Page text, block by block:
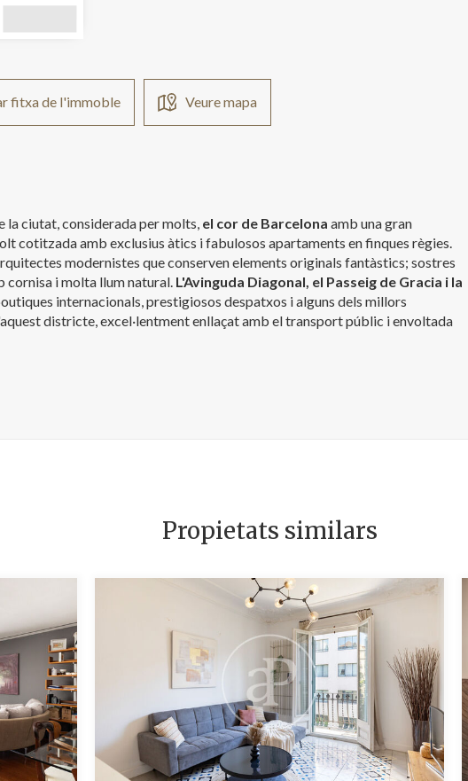
fitxa de l'immoble Veure mapa
la ciutat, considerada per molts, el cor de Barcelona amb una gran
cotitzada amb exclusius àtics i fabulosos apartaments en finques règies.
modernistes que conserven elements originals fantàstics; sostres
cornisa i molta llum natural. L'Avinguda Diagonal, el Passeig de Gracia i la
internacionals, prestigiosos despatxos i alguns dels millors
districte, excel·lentment enllaçat amb el transport públic i envoltada
Propietats similars